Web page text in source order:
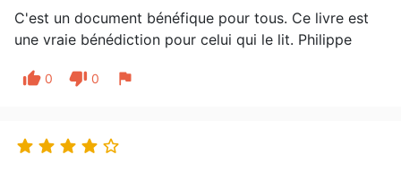
C'est un document bénéfique pour tous. Ce livre est
une vraie bénédiction pour celui qui le lit. Philippe
thumb_up 0 thumb_down 0 flag
    